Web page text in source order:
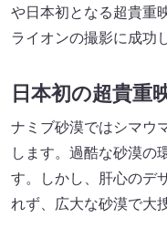
や日本初となる超貴重
ライオンの撮影に成功
日本初の超貴重
ナミブ砂漠ではシマウ
します。過酷な砂漠の
す。しかし、肝心のデ
れず、広大な砂漠で大